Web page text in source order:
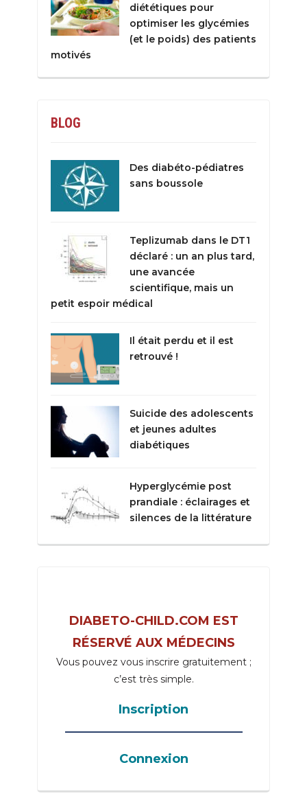
diététiques pour
optimiser les glycémies
(et le poids) des patients
motivés
BLOG
Des diabéto-pédiatres
sans boussole
Teplizumab dans le DT1
déclaré : un an plus tard,
une avancée
scientifique, mais un
petit espoir médical
Il était perdu et il est
retrouvé !
Suicide des adolescents
et jeunes adultes
diabétiques
Hyperglycémie post
prandiale : éclairages et
silences de la littérature
DIABETO-CHILD.COM EST
RÉSERVÉ AUX MÉDECINS
Vous pouvez vous inscrire gratuitement ;
c’est très simple.
Inscription
_____________________________________
Connexion